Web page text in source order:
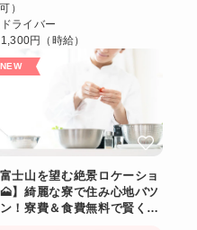
可）
ドライバー
1,300円 （時給）
富士山を望む絶景ロケーショ
】綺麗な寮で住み心地バツ
！寮費＆食費無料で賢く稼